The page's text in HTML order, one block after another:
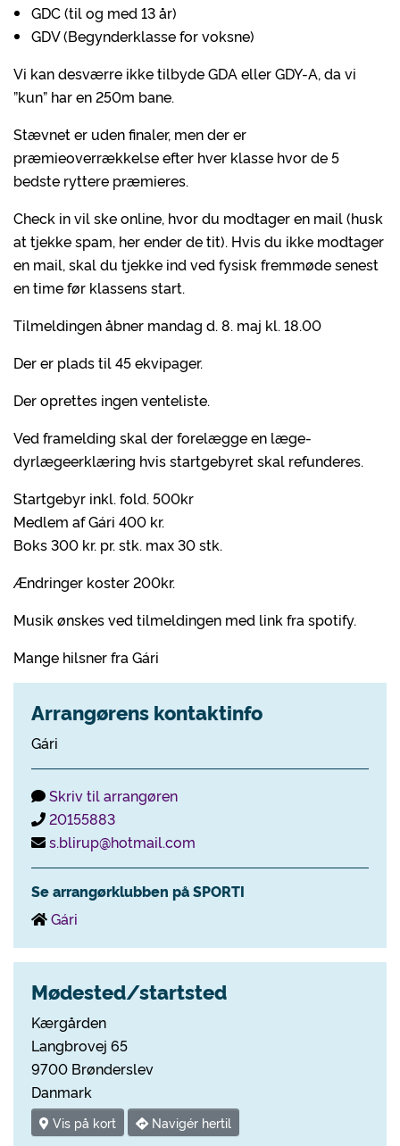
GDC (til og med 13 år)
GDV (Begynderklasse for voksne)
Vi kan desværre ikke tilbyde GDA eller GDY-A, da vi
”kun” har en 250m bane.
Stævnet er uden finaler, men der er
præmieoverrækkelse efter hver klasse hvor de 5
bedste ryttere præmieres.
Check in vil ske online, hvor du modtager en mail (husk
at tjekke spam, her ender de tit). Hvis du ikke modtager
en mail, skal du tjekke ind ved fysisk fremmøde senest
en time før klassens start.
Tilmeldingen åbner mandag d. 8. maj kl. 18.00
Der er plads til 45 ekvipager.
Der oprettes ingen venteliste.
Ved framelding skal der forelægge en læge-
dyrlægeerklæring hvis startgebyret skal refunderes.
Startgebyr inkl. fold. 500kr
Medlem af Gári 400 kr.
Boks 300 kr. pr. stk. max 30 stk.
Ændringer koster 200kr.
Musik ønskes ved tilmeldingen med link fra spotify.
Mange hilsner fra Gári
Arrangørens kontaktinfo
Gári
Skriv til arrangøren
20155883
s.blirup@hotmail.com
Se arrangørklubben på SPORTI
Gári
Mødested/startsted
Kærgården
Langbrovej 65
9700 Brønderslev
Danmark
Vis på kort Navigér hertil